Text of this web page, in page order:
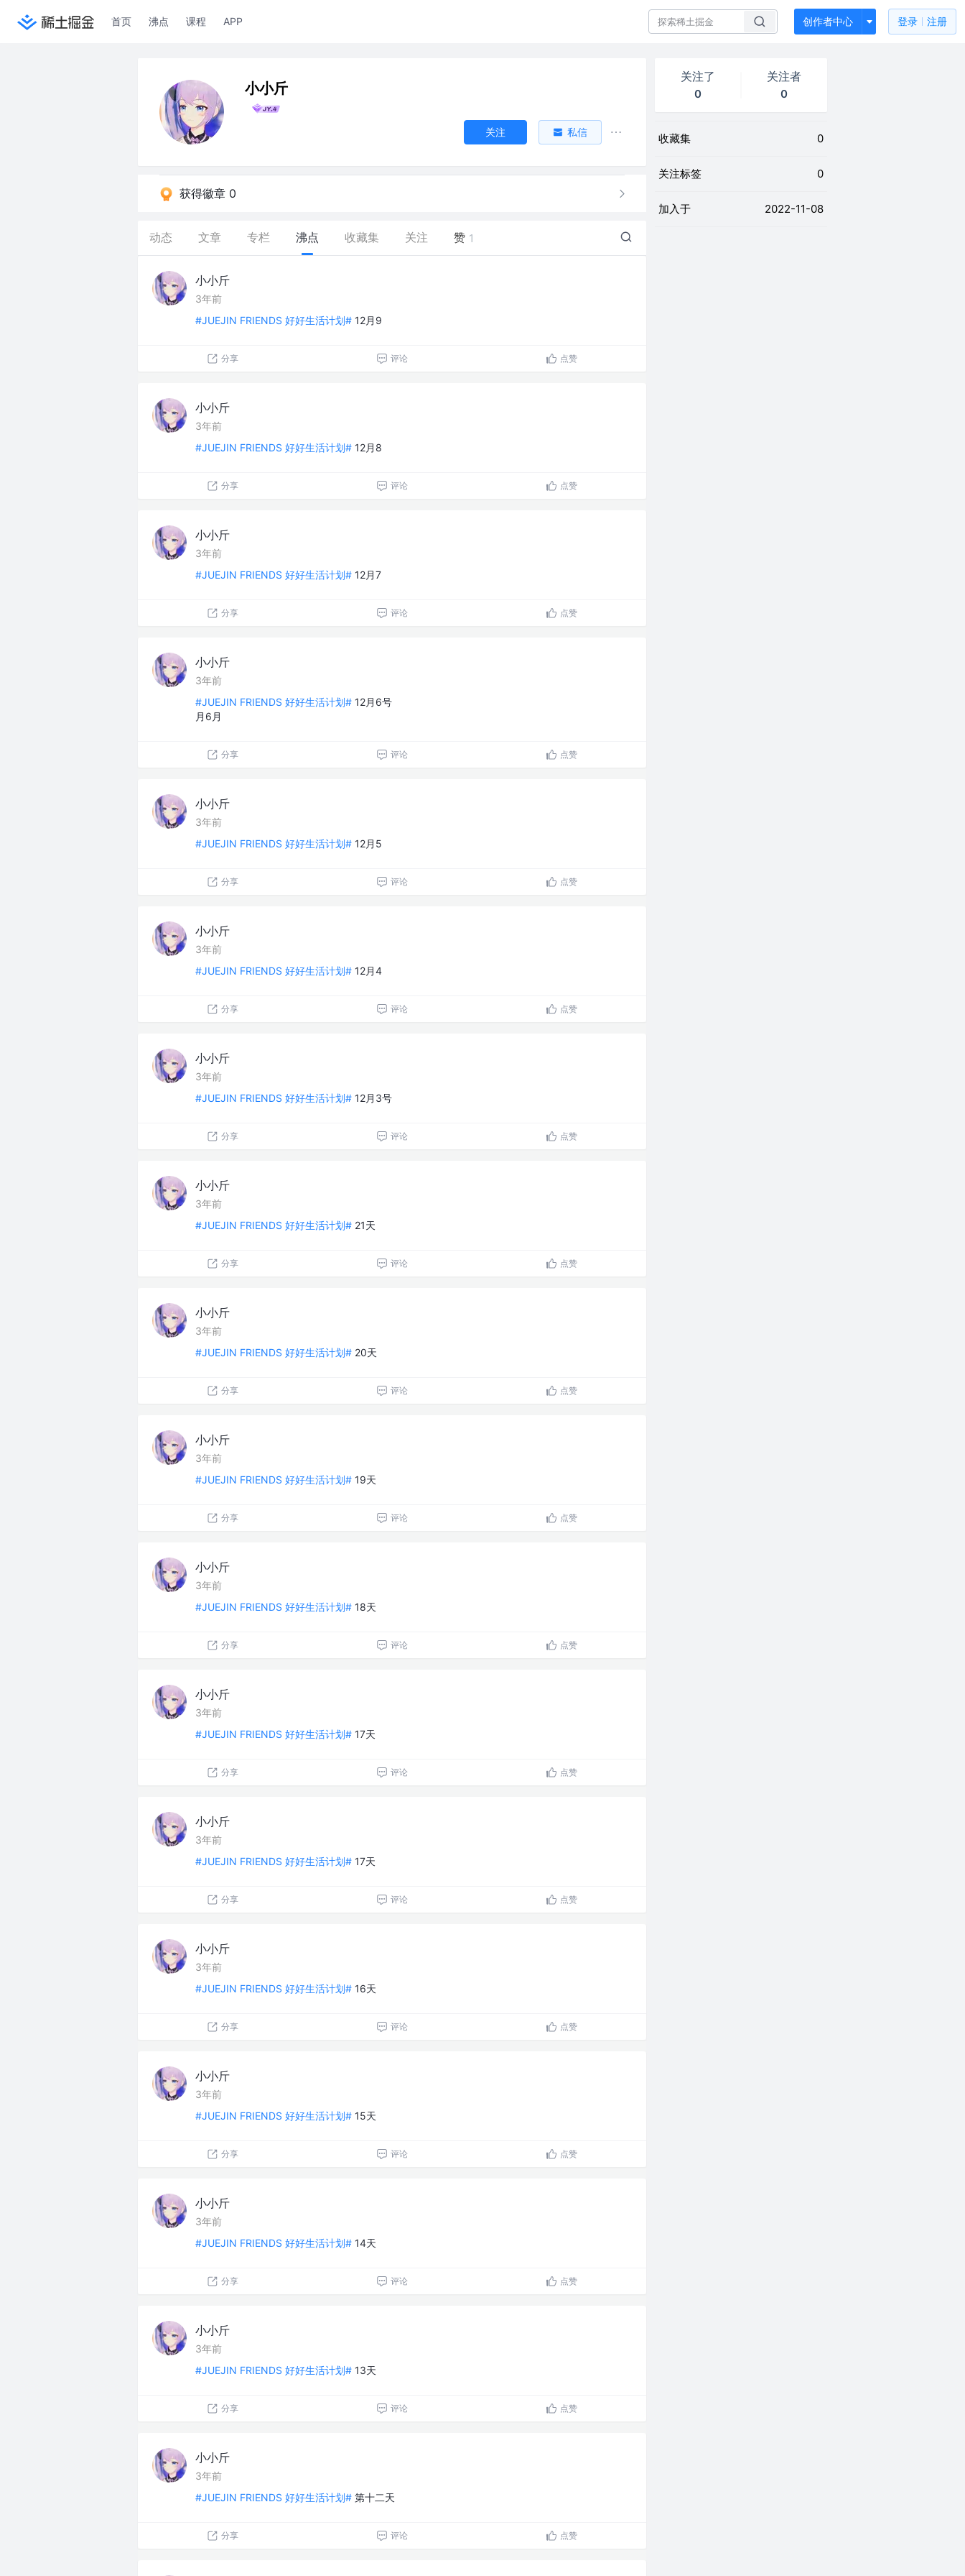
首页 沸点 课程 APP 创作者中心 登录 注册
小小斤
关注 私信
获得徽章 0
动态 文章 专栏 沸点 收藏集 关注 赞 1
小小斤
3年前
#JUEJIN FRIENDS 好好生活计划# 12月9
分享 评论 点赞
小小斤
3年前
#JUEJIN FRIENDS 好好生活计划# 12月8
分享 评论 点赞
小小斤
3年前
#JUEJIN FRIENDS 好好生活计划# 12月7
分享 评论 点赞
小小斤
3年前
#JUEJIN FRIENDS 好好生活计划# 12月6号
月6月
分享 评论 点赞
小小斤
3年前
#JUEJIN FRIENDS 好好生活计划# 12月5
分享 评论 点赞
小小斤
3年前
#JUEJIN FRIENDS 好好生活计划# 12月4
分享 评论 点赞
小小斤
3年前
#JUEJIN FRIENDS 好好生活计划# 12月3号
分享 评论 点赞
小小斤
3年前
#JUEJIN FRIENDS 好好生活计划# 21天
分享 评论 点赞
小小斤
3年前
#JUEJIN FRIENDS 好好生活计划# 20天
分享 评论 点赞
小小斤
3年前
#JUEJIN FRIENDS 好好生活计划# 19天
分享 评论 点赞
小小斤
3年前
#JUEJIN FRIENDS 好好生活计划# 18天
分享 评论 点赞
小小斤
3年前
#JUEJIN FRIENDS 好好生活计划# 17天
分享 评论 点赞
小小斤
3年前
#JUEJIN FRIENDS 好好生活计划# 17天
分享 评论 点赞
小小斤
3年前
#JUEJIN FRIENDS 好好生活计划# 16天
分享 评论 点赞
小小斤
3年前
#JUEJIN FRIENDS 好好生活计划# 15天
分享 评论 点赞
小小斤
3年前
#JUEJIN FRIENDS 好好生活计划# 14天
分享 评论 点赞
小小斤
3年前
#JUEJIN FRIENDS 好好生活计划# 13天
分享 评论 点赞
小小斤
3年前
#JUEJIN FRIENDS 好好生活计划# 第十二天
分享 评论 点赞
关注了
0
关注者
0
收藏集 0
关注标签 0
加入于 2022-11-08